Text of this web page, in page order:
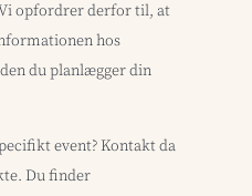
opfordrer derfor til, at
hos
du planlægger din
event? Kontakt da
Du finder